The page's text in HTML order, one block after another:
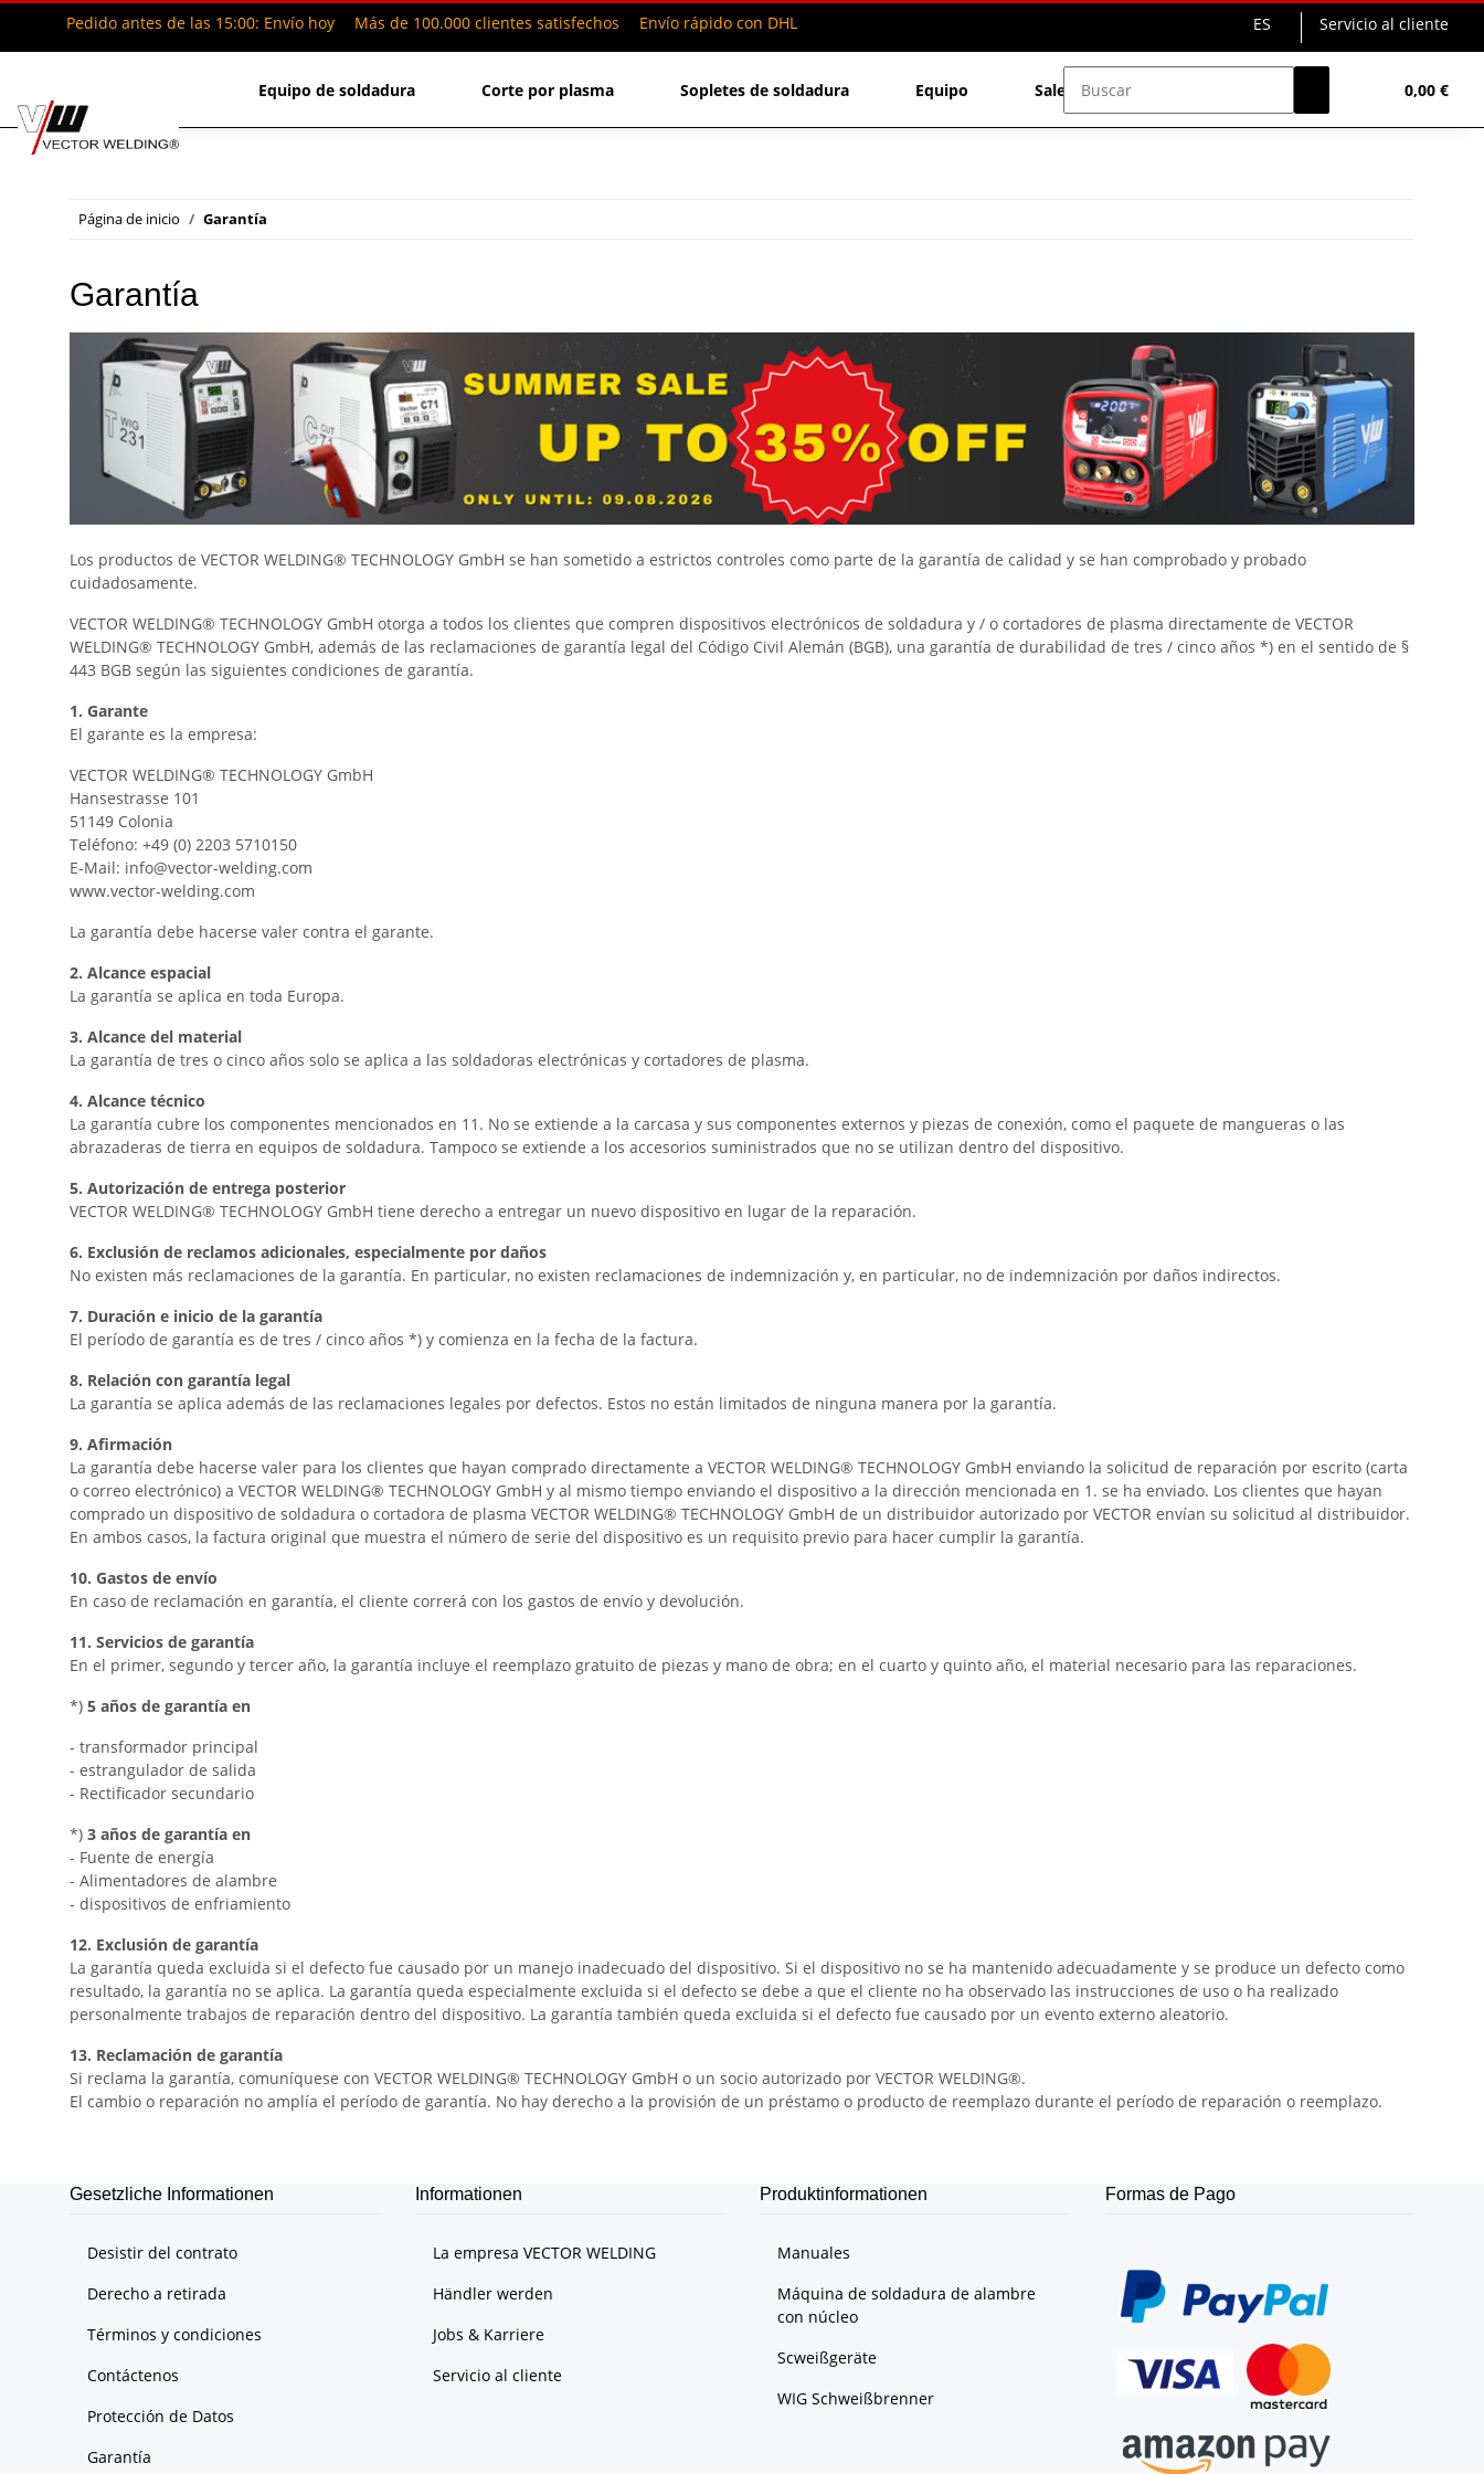
ES Servicio al cliente
Pedido antes de las 15:00: Envío hoy Más de 100.000 clientes satisfechos Envío rápido con DHL
0,00 €
Equipo de soldadura Corte por plasma Sopletes de soldadura Equipo Sale%
Página de inicio Garantía
Garantía
Los productos de VECTOR WELDING® TECHNOLOGY GmbH se han sometido a estrictos controles como parte de la garantía de calidad y se han comprobado y probado
cuidadosamente.
VECTOR WELDING® TECHNOLOGY GmbH otorga a todos los clientes que compren dispositivos electrónicos de soldadura y / o cortadores de plasma directamente de VECTOR
WELDING® TECHNOLOGY GmbH, además de las reclamaciones de garantía legal del Código Civil Alemán (BGB), una garantía de durabilidad de tres / cinco años *) en el sentido de §
443 BGB según las siguientes condiciones de garantía.
1. Garante
El garante es la empresa:
VECTOR WELDING® TECHNOLOGY GmbH
Hansestrasse 101
51149 Colonia
Teléfono: +49 (0) 2203 5710150
E-Mail: info@vector-welding.com
www.vector-welding.com
La garantía debe hacerse valer contra el garante.
2. Alcance espacial
La garantía se aplica en toda Europa.
3. Alcance del material
La garantía de tres o cinco años solo se aplica a las soldadoras electrónicas y cortadores de plasma.
4. Alcance técnico
La garantía cubre los componentes mencionados en 11. No se extiende a la carcasa y sus componentes externos y piezas de conexión, como el paquete de mangueras o las
abrazaderas de tierra en equipos de soldadura. Tampoco se extiende a los accesorios suministrados que no se utilizan dentro del dispositivo.
5. Autorización de entrega posterior
VECTOR WELDING® TECHNOLOGY GmbH tiene derecho a entregar un nuevo dispositivo en lugar de la reparación.
6. Exclusión de reclamos adicionales, especialmente por daños
No existen más reclamaciones de la garantía. En particular, no existen reclamaciones de indemnización y, en particular, no de indemnización por daños indirectos.
7. Duración e inicio de la garantía
El período de garantía es de tres / cinco años *) y comienza en la fecha de la factura.
8. Relación con garantía legal
La garantía se aplica además de las reclamaciones legales por defectos. Estos no están limitados de ninguna manera por la garantía.
9. Afirmación
La garantía debe hacerse valer para los clientes que hayan comprado directamente a VECTOR WELDING® TECHNOLOGY GmbH enviando la solicitud de reparación por escrito (carta
o correo electrónico) a VECTOR WELDING® TECHNOLOGY GmbH y al mismo tiempo enviando el dispositivo a la dirección mencionada en 1. se ha enviado. Los clientes que hayan
comprado un dispositivo de soldadura o cortadora de plasma VECTOR WELDING® TECHNOLOGY GmbH de un distribuidor autorizado por VECTOR envían su solicitud al distribuidor.
En ambos casos, la factura original que muestra el número de serie del dispositivo es un requisito previo para hacer cumplir la garantía.
10. Gastos de envío
En caso de reclamación en garantía, el cliente correrá con los gastos de envío y devolución.
11. Servicios de garantía
En el primer, segundo y tercer año, la garantía incluye el reemplazo gratuito de piezas y mano de obra; en el cuarto y quinto año, el material necesario para las reparaciones.
*) 5 años de garantía en
- transformador principal
- estrangulador de salida
- Rectificador secundario
*) 3 años de garantía en
- Fuente de energía
- Alimentadores de alambre
- dispositivos de enfriamiento
12. Exclusión de garantía
La garantía queda excluida si el defecto fue causado por un manejo inadecuado del dispositivo. Si el dispositivo no se ha mantenido adecuadamente y se produce un defecto como
resultado, la garantía no se aplica. La garantía queda especialmente excluida si el defecto se debe a que el cliente no ha observado las instrucciones de uso o ha realizado
personalmente trabajos de reparación dentro del dispositivo. La garantía también queda excluida si el defecto fue causado por un evento externo aleatorio.
13. Reclamación de garantía
Si reclama la garantía, comuníquese con VECTOR WELDING® TECHNOLOGY GmbH o un socio autorizado por VECTOR WELDING®.
El cambio o reparación no amplía el período de garantía. No hay derecho a la provisión de un préstamo o producto de reemplazo durante el período de reparación o reemplazo.
Gesetzliche Informationen
Desistir del contrato
Derecho a retirada
Términos y condiciones
Contáctenos
Protección de Datos
Garantía
Informationen
La empresa VECTOR WELDING
Händler werden
Jobs & Karriere
Servicio al cliente
Produktinformationen
Manuales
Máquina de soldadura de alambre
con núcleo
Scweißgeräte
WIG Schweißbrenner
Formas de Pago